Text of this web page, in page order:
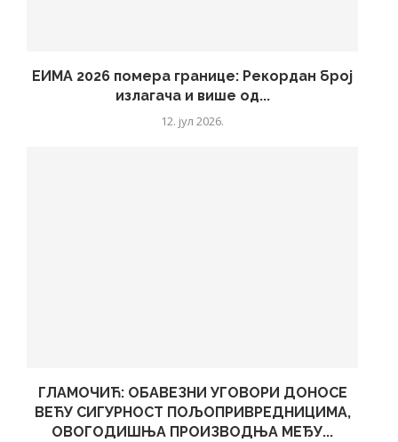
ЕИМА 2026 помера границе: Рекордан број
излагача и више од...
12. јул 2026.
ГЛАМОЧИЋ: ОБАВЕЗНИ УГОВОРИ ДОНОСЕ
ВЕЋУ СИГУРНОСТ ПОЉОПРИВРЕДНИЦИМА,
ОВОГОДИШЊА ПРОИЗВОДЊА МЕЂУ...